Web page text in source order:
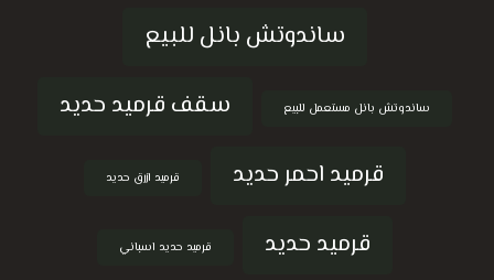
ساندوتش بانل للبيع
ساندوتش بانل مستعمل للبيع
سقف قرميد حديد
قرميد احمر حديد
قرميد ازرق حديد
قرميد حديد قرميد حديد اسباني